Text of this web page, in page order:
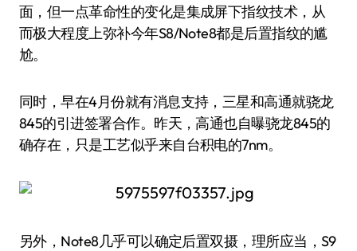
面，但一点革命性的变化是集成屏下指纹技术，从
而极大程度上弥补今年S8/Note8都是后置指纹的尴
尬。
同时，早在4月份就有消息支持，三星和高通就骁龙
845的引进签署合作。昨天，高通也自曝骁龙845的
确存在，只是工艺似乎来自台积电的7nm。
另外，Note8几乎可以确定后置双摄，理所应当，S9